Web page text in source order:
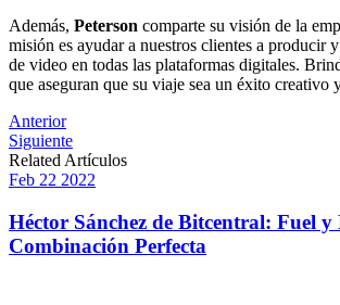
Además, Peterson comparte su visión de la
misión es ayudar a nuestros clientes a producir
de video en todas las plataformas digitales.
que aseguran que su viaje sea un éxito creativo
Post
navigation
Anterior
Siguiente
Related Artículos
Feb 22 2022
Héctor Sánchez de Bitcentral: Fuel y
Combinación Perfecta